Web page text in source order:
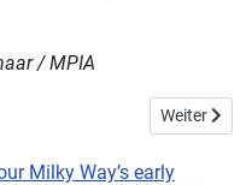
/ MPIA
Nächster
Weiter
Milky Way’s early